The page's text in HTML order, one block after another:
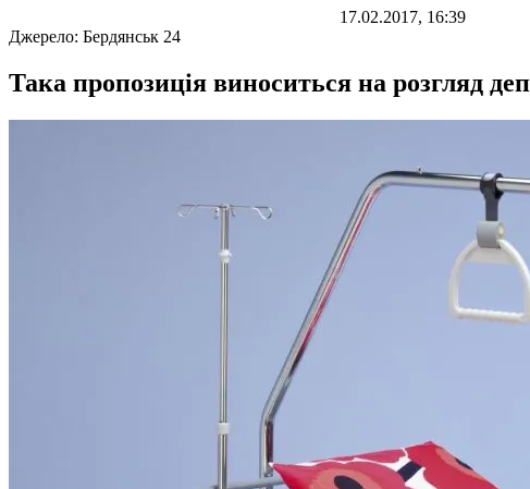
17.02.2017, 16:39
Джерело: Бердянськ 24
Така пропозиція виноситься на розгляд